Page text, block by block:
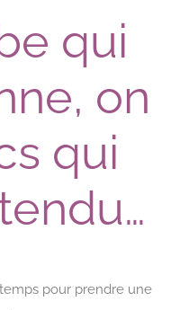
qui
on
qui
pour prendre une